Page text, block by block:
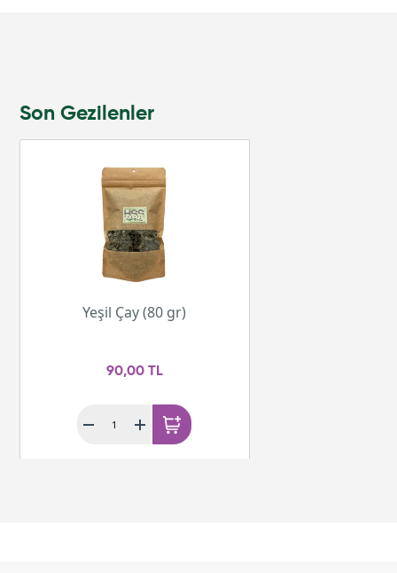
Son Gezilenler
Yeşil Çay (80 gr)
90,00 TL